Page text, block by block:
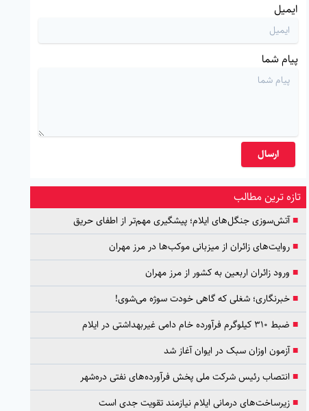
ایمیل
پیام شما
ارسال
تازه ترین مطالب
■آتش‌سوزی جنگل‌های ایلام؛ پیشگیری مهم‌تر از اطفای حریق
■روایت‌های زائران از میزبانی موکب‌ها در مرز مهران
■ ورود زائران اربعین به کشور از مرز مهران
■خبرنگاری؛ شغلی که گاهی خودت سوژه می‌شوی!
■ ضبط ۳۱۰ کیلوگرم فرآورده خام دامی غیربهداشتی در ایلام
■آزمون اوزان سبک در ایوان آغاز شد
■ انتصاب رئیس شرکت ملی پخش فرآورده‌های نفتی دره‌شهر
■زیرساخت‌های درمانی ایلام نیازمند تقویت جدی است